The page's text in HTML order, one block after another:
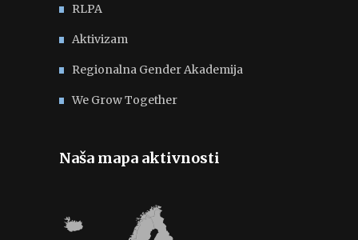
RLPA
Aktivizam
Regionalna Gender Akademija
We Grow Together
Naša mapa aktivnosti